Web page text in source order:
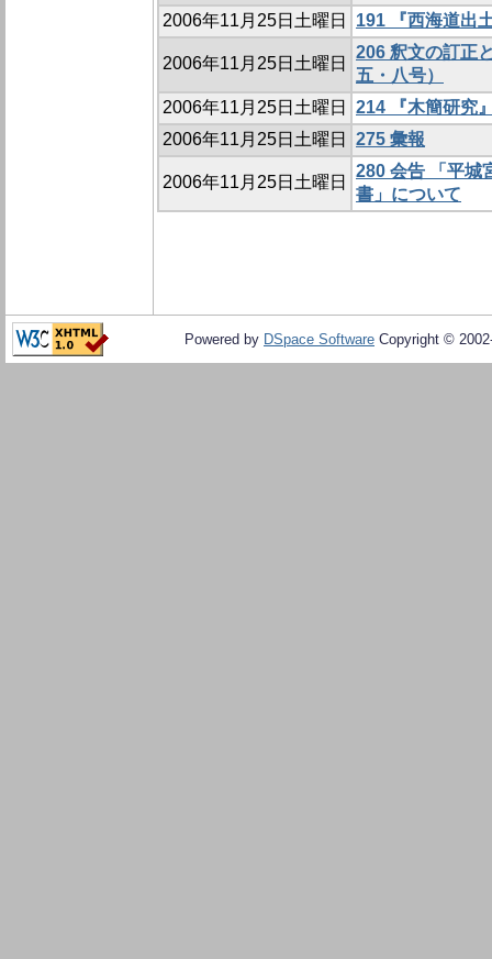
2006年11月25日土曜日
191 『西海道出
2006年11月25日土曜日
206 釈文の訂正
五・八号）
2006年11月25日土曜日
214 『木簡研究
2006年11月25日土曜日
275 彙報
2006年11月25日土曜日
280 会告 「平城
書」について
Powered by DSpace Software Copyright ©